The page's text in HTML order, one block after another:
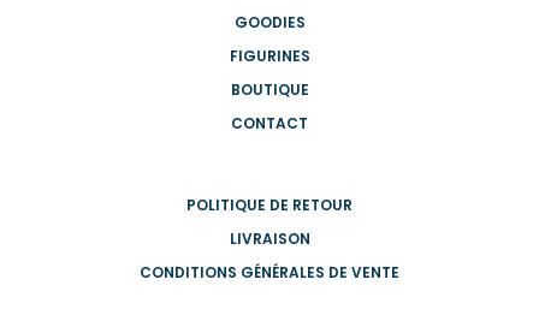
GOODIES
FIGURINES
BOUTIQUE
CONTACT
POLITIQUE DE RETOUR
LIVRAISON
CONDITIONS GÉNÉRALES DE VENTE